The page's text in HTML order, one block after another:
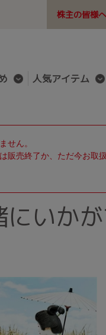
株主の皆様へ
人気アイテム
せん。
販売終了か、ただ今お取
にいか